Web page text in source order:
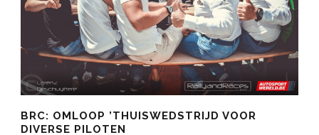
BRC: OMLOOP ’THUISWEDSTRIJD VOOR
DIVERSE PILOTEN